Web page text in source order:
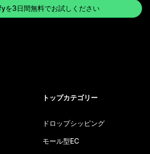
を3日間無料でお試しください
トップカテゴリー
ドロップシッピング
モール型EC